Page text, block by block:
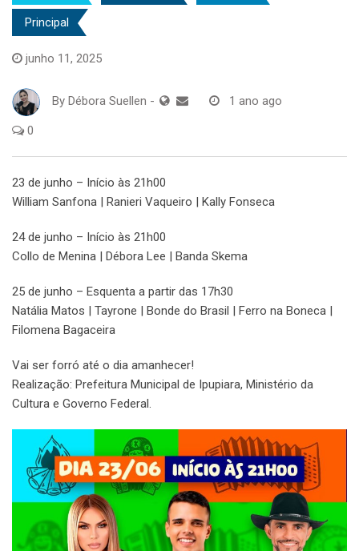
Principal
junho 11, 2025
By Débora Suellen - 1 ano ago
0
23 de junho – Início às 21h00
William Sanfona | Ranieri Vaqueiro | Kally Fonseca
24 de junho – Início às 21h00
Collo de Menina | Débora Lee | Banda Skema
25 de junho – Esquenta a partir das 17h30
Natália Matos | Tayrone | Bonde do Brasil | Ferro na Boneca |
Filomena Bagaceira
Vai ser forró até o dia amanhecer!
Realização: Prefeitura Municipal de Ipupiara, Ministério da
Cultura e Governo Federal.